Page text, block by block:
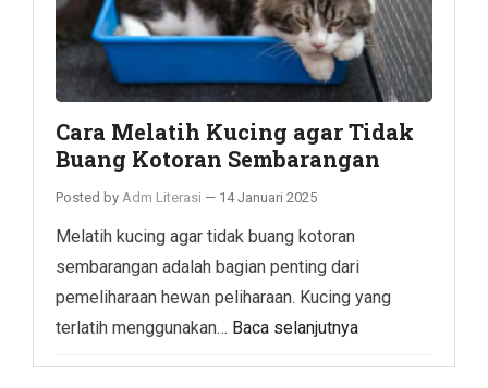
Cara Melatih Kucing agar Tidak
Buang Kotoran Sembarangan
Posted by Adm Literasi — 14 Januari 2025
Melatih kucing agar tidak buang kotoran
sembarangan adalah bagian penting dari
pemeliharaan hewan peliharaan. Kucing yang
terlatih menggunakan… Baca selanjutnya